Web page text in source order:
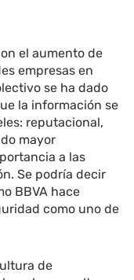
el aumento de
empresas en
se ha dado
la información se
reputacional,
mayor
a las
Se podría decir
BBVA hace
como uno de
de